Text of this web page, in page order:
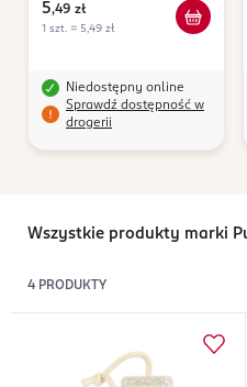
5,49 zł
1 szt. = 5,49 zł
Niedostępny online
Sprawdź dostępność w
drogerii
Wszystkie produkty marki
4 PRODUKTY